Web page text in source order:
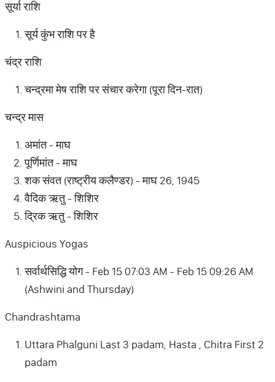
सूर्या राशि
सूर्य कुंभ राशि पर है
चंद्र राशि
चन्द्रमा मेष राशि पर संचार करेगा (पूरा दिन-रात)
चन्द्र मास
अमांत - माघ
पूर्णिमांत - माघ
शक संवत (राष्ट्रीय कलैण्डर) - माघ 26, 1945
वैदिक ऋतु - शिशिर
द्रिक ऋतु - शिशिर
Auspicious Yogas
सर्वार्थसिद्धि योग - Feb 15 07:03 AM - Feb 15 09:26 AM
(Ashwini and Thursday)
Chandrashtama
Uttara Phalguni Last 3 padam, Hasta , Chitra First 2
padam